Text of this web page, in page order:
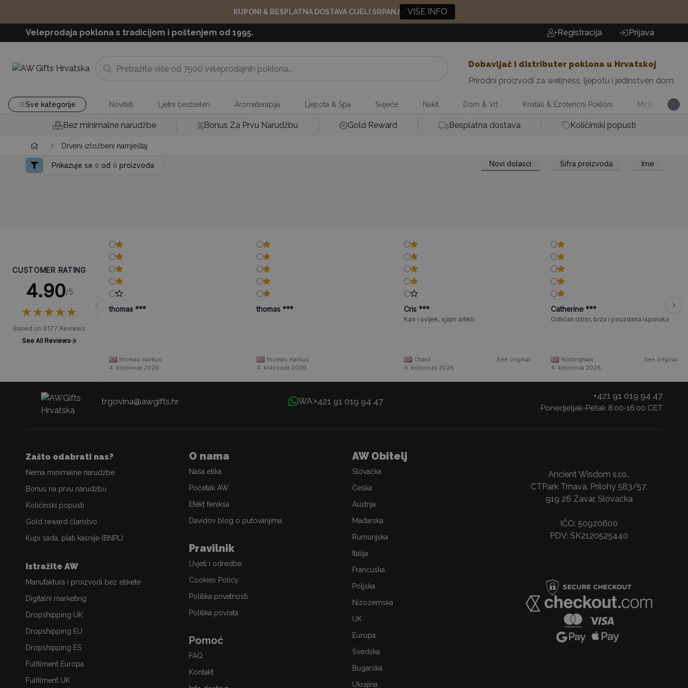
KUPONI & BESPLATNA DOSTAVA CIJELI SRPANJ VIŠE INFO
Veleprodaja poklona s tradicijom i poštenjem od 1995. Registracija Prijava
Dobavljač i distributer poklona u Hrvatskoj
Prirodni proizvodi za wellness, ljepotu i jedinstven dom.
Sve kategorije Noviteti Ljetni bestseleri Aromaterapija Ljepota & Spa Svijeće Nakit Dom & Vrt Kristali & Ezoterični Pokloni Mirisi za Dom
Bez minimalne narudžbe Bonus Za Prvu Narudžbu Gold Reward Besplatna dostava Količinski popusti
Drveni izložbeni namještaj
Prikazuje se 0 od 0 proizvoda Novi dolasci Šifra proizvoda Ime
CUSTOMER RATING
4.90/5
★★★★★
★★★★★
Based on 6177 Reviews
See All Reviews
thomas ***
thomas markus
4. kolovoza 2026.
thomas ***
thomas markus
4. kolovoza 2026.
Cris ***
Kao i uvijek, sjajni artikli.
Chard
See original
4. kolovoza 2026.
Catherine ***
Odličan izbor, brza i pouzdana isporuka
Nottingham
See original
4. kolovoza 2026.
trgovina@awgifts.hr WA:+421 91 019 94 47
+421 91 019 94 47
Ponedjeljak-Petak 8:00-16:00 CET
Zašto odabrati nas?
Nema minimalne narudžbe
Bonus na prvu narudžbu
Količinski popusti
Gold reward članstvo
Kupi sada, plati kasnije (BNPL)
Istražite AW
Manufaktura i proizvodi bez etikete
Digitalni marketing
Dropshipping UK
Dropshipping EU
Dropshipping ES
Fulfilment Europa
Fulfilment UK
O nama
Naša etika
Početak AW
Efekt feniksa
Davidov blog o putovanjima
Pravilnik
Uvjeti i odredbe
Cookies Policy
Politika privatnosti
Politika povrata
Pomoć
FAQ
Kontakt
AW Obitelj
Slovačka
Češka
Austrija
Mađarska
Rumunjska
Italija
Francuska
Poljska
Nizozemska
UK
Europa
Švedska
Bugarska
Ukrajina
Ancient Wisdom s.r.o.,
CTPark Trnava, Prílohy 583/57,
919 26 Zavar, Slovačka
IČO: 50920600
PDV: SK2120525440